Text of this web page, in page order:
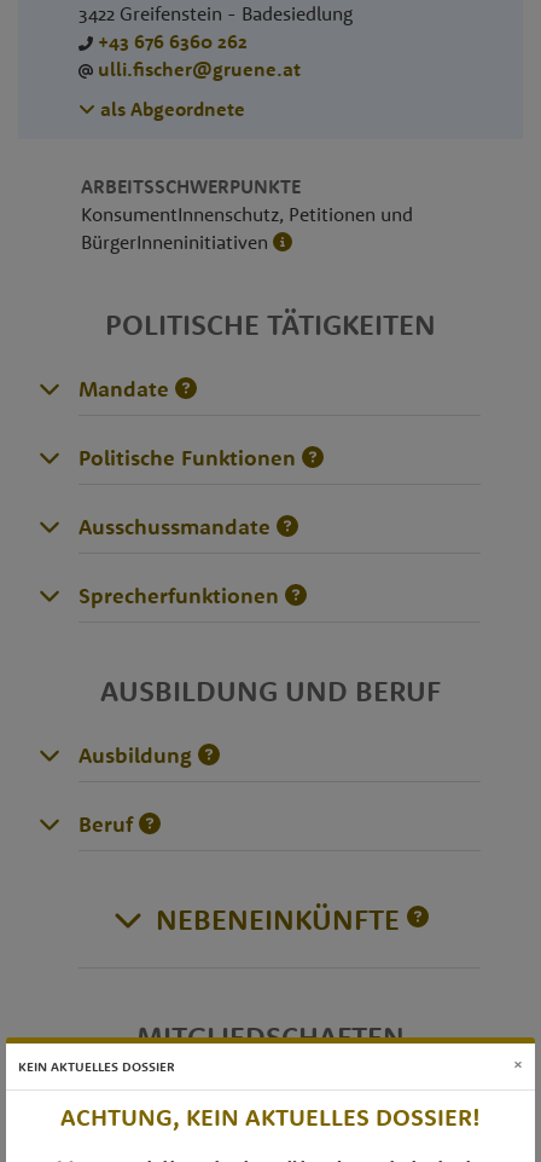
3422 Greifenstein - Badesiedlung
+43 676 6360 262
ulli.fischer@gruene.at
als Abgeordnete
ARBEITSSCHWERPUNKTE
KonsumentInnenschutz, Petitionen und
BürgerInneninitiativen
POLITISCHE TÄTIGKEITEN
Mandate
Politische Funktionen
Ausschussmandate
Sprecherfunktionen
AUSBILDUNG UND BERUF
Ausbildung
Beruf
NEBENEINKÜNFTE
MITGLIEDSCHAFTEN
Vereinstätigkeiten
KEIN AKTUELLES DOSSIER ×
ACHTUNG, KEIN AKTUELLES DOSSIER!